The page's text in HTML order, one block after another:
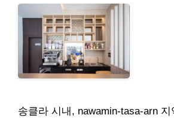
송클라 시내, nawamin-tasa-arn